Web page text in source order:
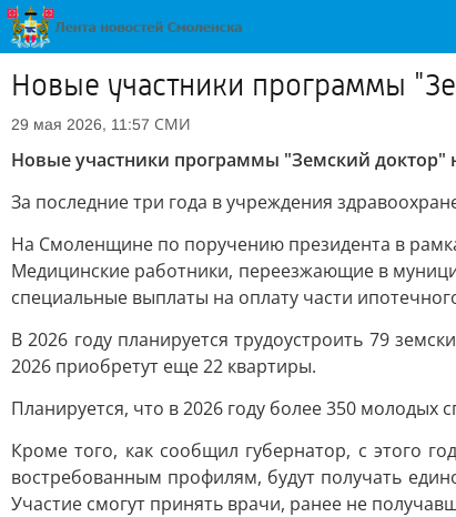
Новые участники программы
29 мая 2026, 11:57 СМИ
Новые участники программы "Земский
За последние три года в учреждения
На Смоленщине по поручению президента в
Медицинские работники, переезжающие в
специальные выплаты на оплату части
В 2026 году планируется трудоустроить 79
2026 приобретут еще 22 квартиры.
Планируется, что в 2026 году более 350 молодых
Кроме того, как сообщил губернатор, с этого
востребованным профилям, будут получать
Участие смогут принять врачи, ранее не